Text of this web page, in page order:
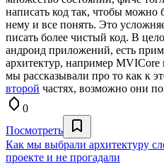
написать код так, чтобы можно
нему и все понять. Это
писать более чистый код. В
андроид приложений, есть
архитектур, например
мы рассказывали про то как к
второй частях, возможно они
0
Посмотреть
Как мы выбрали архитектуру
проекте и не прогадали